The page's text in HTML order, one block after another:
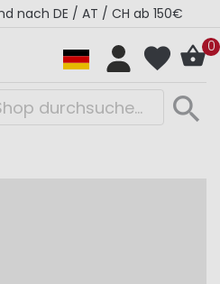
nach DE / AT / CH ab 150€
0